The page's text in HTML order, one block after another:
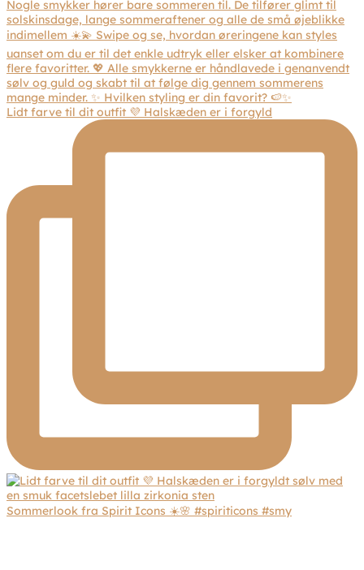
Lidt farve til dit outfit 💜 Halskæden er i forgyld
Sommerlook fra Spirit Icons ☀️🌸 #spiriticons #smy